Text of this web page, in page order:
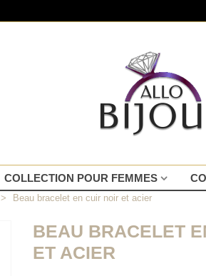
COLLECTION POUR FEMMES
> Beau bracelet en cuir noir et acier
BEAU BRACELET
ET ACIER